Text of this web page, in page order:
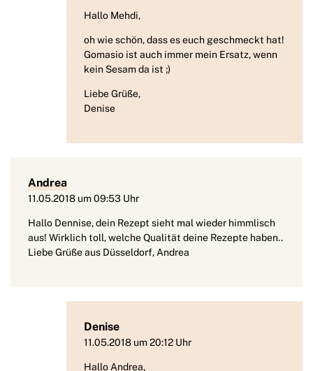
Hallo Mehdi,
oh wie schön, dass es euch geschmeckt hat!
Gomasio ist auch immer mein Ersatz, wenn
kein Sesam da ist ;)
Liebe Grüße,
Denise
Andrea
11.05.2018 um 09:53 Uhr
Hallo Dennise, dein Rezept sieht mal wieder himmlisch
aus! Wirklich toll, welche Qualität deine Rezepte haben..
Liebe Grüße aus Düsseldorf, Andrea
Denise
11.05.2018 um 20:12 Uhr
Hallo Andrea,